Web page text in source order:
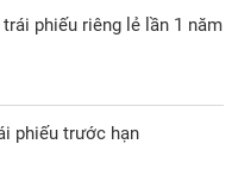
phiếu riêng lẻ lần 1 năm
phiếu trước hạn